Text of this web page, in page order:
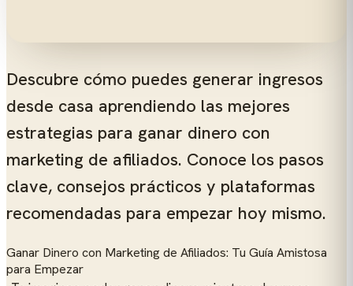
Descubre cómo puedes generar ingresos
desde casa aprendiendo las mejores
estrategias para ganar dinero con
marketing de afiliados. Conoce los pasos
clave, consejos prácticos y plataformas
recomendadas para empezar hoy mismo.
Ganar Dinero con Marketing de Afiliados: Tu Guía Amistosa
para Empezar